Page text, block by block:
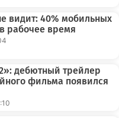
видит: 40% мобильных
рабочее время
дебютный трейлер
фильма появился